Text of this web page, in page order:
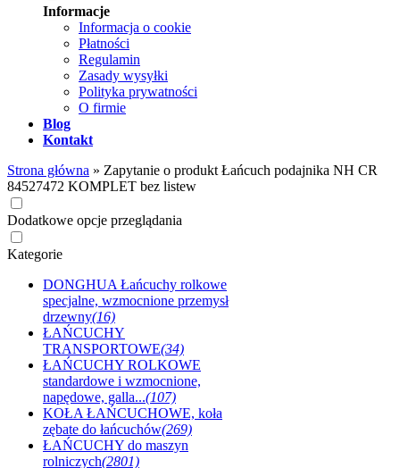
Informacje
Informacja o cookie
Płatności
Regulamin
Zasady wysyłki
Polityka prywatności
O firmie
Blog
Kontakt
Strona główna » Zapytanie o produkt Łańcuch podajnika NH CR
84527472 KOMPLET bez listew
Dodatkowe opcje przeglądania
Kategorie
DONGHUA Łańcuchy rolkowe
specjalne, wzmocnione przemysł
drzewny(16)
ŁAŃCUCHY
TRANSPORTOWE(34)
ŁAŃCUCHY ROLKOWE
standardowe i wzmocnione,
napędowe, galla...(107)
KOŁA ŁAŃCUCHOWE, koła
zębate do łańcuchów(269)
ŁAŃCUCHY do maszyn
rolniczych(2801)